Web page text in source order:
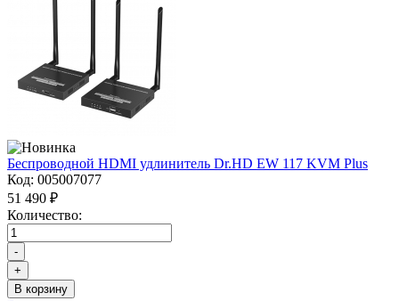
Беспроводной HDMI удлинитель Dr.HD EW 117 KVM Plus
Код: 005007077
51 490 ₽
Количество:
-
+
В корзину